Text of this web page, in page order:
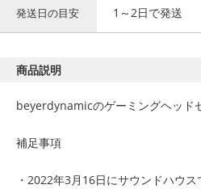
発送日の目安 1～2日で発送
商品説明
beyerdynamicのゲーミングヘッド
補足事項
・2022年3月16日にサウンドハウス